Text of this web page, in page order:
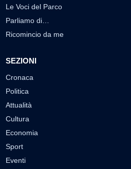
Le Voci del Parco
Parliamo di…
Ricomincio da me
SEZIONI
Cronaca
Politica
Attualità
Cultura
Economia
Sport
Eventi